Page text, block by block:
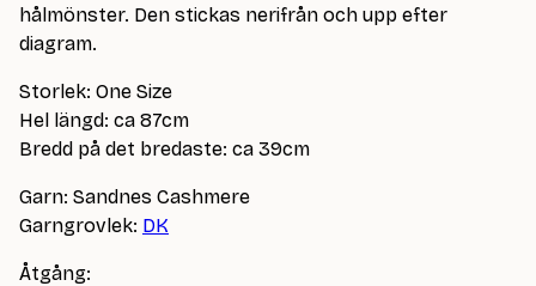
hålmönster. Den stickas nerifrån och upp efter
diagram.
Storlek: One Size
Hel längd: ca 87cm
Bredd på det bredaste: ca 39cm
Garn: Sandnes Cashmere
Garngrovlek: DK
Åtgång: